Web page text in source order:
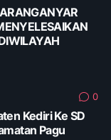
0
Kediri Ke SD
Pagu